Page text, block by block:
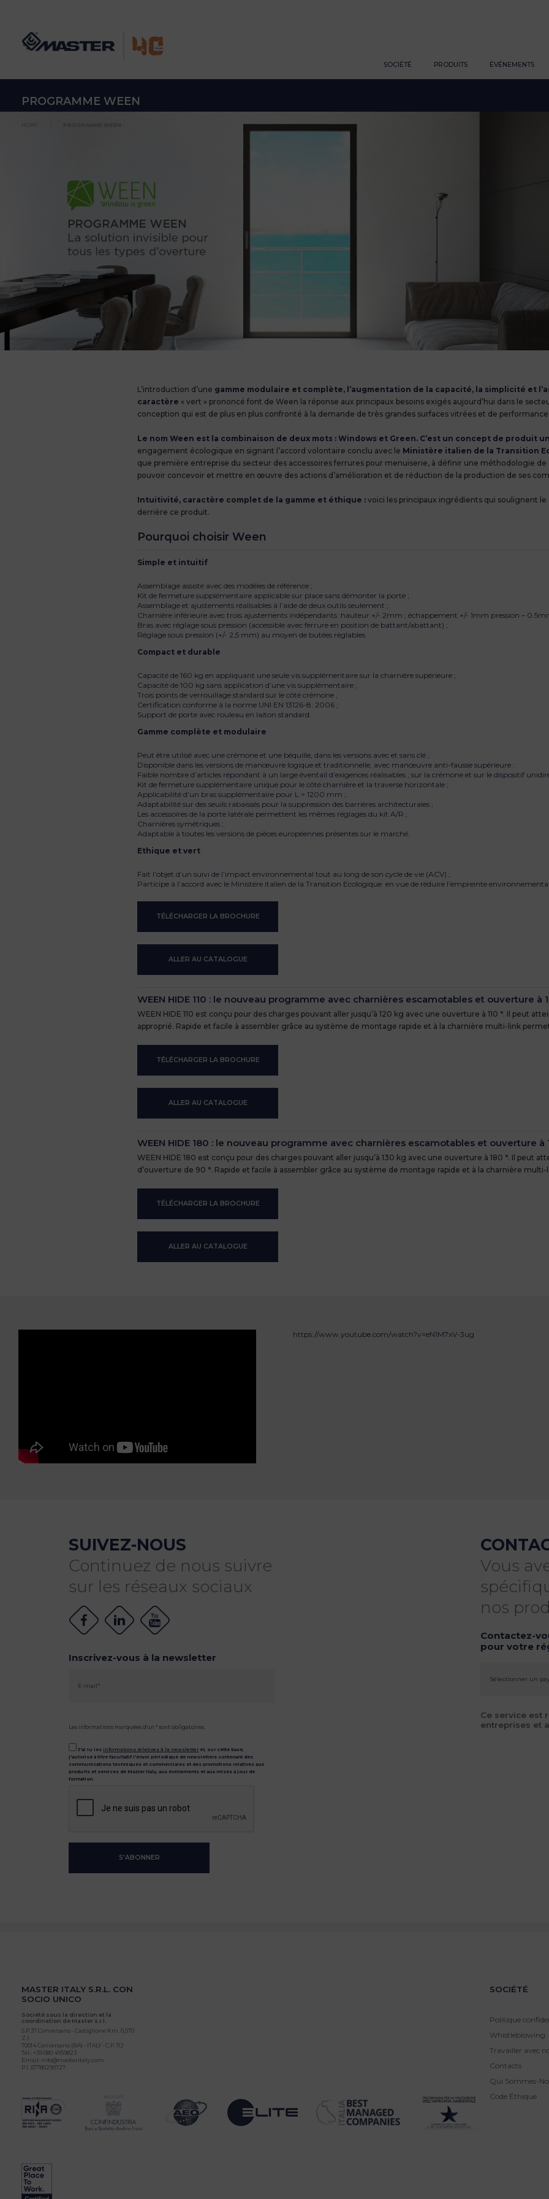
SOCIÉTÉ PRODUITS ÉVÉNEMENTS
PROGRAMME WEEN
L’introduction d’une gamme modulaire et complète, l’augmentation de la capacité, la simplicité et
caractère « vert » prononcé font de Ween la réponse aux principaux besoins exigés aujourd’hui dans le
conception qui est de plus en plus confronté à la demande de très grandes surfaces vitrées et de
Le nom Ween est la combinaison de deux mots : Windows et Green. C’est un concept de produit
engagement écologique en signant l’accord volontaire conclu avec le Ministère italien de la Transition
que première entreprise du secteur des accessoires ferrures pour menuiserie, à définir une méthodologie de
pouvoir concevoir et mettre en œuvre des actions d’amélioration et de réduction de la production de ses
Intuitivité, caractère complet de la gamme et éthique : voici les principaux ingrédients qui soulignent le
derrière ce produit.
Pourquoi choisir Ween
Simple et intuitif
Assemblage assisté avec des modèles de référence ;
Kit de fermeture supplémentaire applicable sur place sans démonter la porte ;
Assemblage et ajustements réalisables à l’aide de deux outils seulement ;
Charnière inférieure avec trois ajustements indépendants :hauteur +/- 2mm ; échappement +/- 1mm pression –
Bras avec réglage sous pression (accessible avec ferrure en position de battant/abattant) ;
Réglage sous pression (+/- 2,5 mm) au moyen de butées réglables.
Compact et durable
Capacité de 160 kg en appliquant une seule vis supplémentaire sur la charnière supérieure ;
Capacité de 100 kg sans application d’une vis supplémentaire ;
Trois points de verrouillage standard sur le côté crémone ;
Certification conforme à la norme UNI EN 13126-8: 2006 ;
Support de porte avec rouleau en laiton standard.
Gamme complète et modulaire
Peut être utilisé avec une crémone et une béquille, dans les versions avec et sans clé ;
Disponible dans les versions de manœuvre logique et traditionnelle, avec manœuvre anti-fausse supérieure :
Faible nombre d’articles répondant à un large éventail d’exigences réalisables ; sur la crémone et sur le dispositif
Kit de fermeture supplémentaire unique pour le côté charnière et la traverse horizontale ;
Applicabilité d’un bras supplémentaire pour L > 1200 mm ;
Adaptabilité sur des seuils rabaissés pour la suppression des barrières architecturales ;
Les accessoires de la porte latérale permettent les mêmes réglages du kit A/R ;
Charnières symétriques ;
Adaptable à toutes les versions de pièces européennes présentes sur le marché.
Ethique et vert
Fait l’objet d’un suivi de l’impact environnemental tout au long de son cycle de vie (ACV) ;
Participe à l’accord avec le Ministère italien de la Transition Ecologique en vue de réduire l’empreinte
TÉLÉCHARGER LA BROCHURE
ALLER AU CATALOGUE
WEEN HIDE 110 : le nouveau programme avec charnières escamotables et ouverture à
WEEN HIDE 110 est conçu pour des charges pouvant aller jusqu’à 120 kg avec une ouverture à 110 °. Il peut
approprié. Rapide et facile à assembler grâce au système de montage rapide et à la charnière multi-link
TÉLÉCHARGER LA BROCHURE
ALLER AU CATALOGUE
WEEN HIDE 180 : le nouveau programme avec charnières escamotables et ouverture à
WEEN HIDE 180 est conçu pour des charges pouvant aller jusqu’à 130 kg avec une ouverture à 180 °. Il peut
d’ouverture de 90 °. Rapide et facile à assembler grâce au système de montage rapide et à la charnière
TÉLÉCHARGER LA BROCHURE
ALLER AU CATALOGUE
https://www.youtube.com/watch?v=eN1M7xV-3ug
SUIVEZ-NOUS
Continuez de nous suivre
sur les réseaux sociaux
Inscrivez-vous à la newsletter
Les informations marquées d'un * sont obligatoires.
J'ai lu les informations relatives à la newsletter et, sur cette base,
j'autorise à titre facultatif l'envoi périodique de newsletters contenant des
communications techniques et commerciales et des promotions relatives aux
produits et services de Master Italy, aux événements et aux mises à jour de
formation.
Vous
nos
Contactez-
pour votre
Ce service est
entreprises et
MASTER ITALY S.R.L. CON
SOCIO UNICO
Société sous la direction et la
coordination de Master s.r.l.
S.P.37 Conversano - Castiglione Km. 0,570
Z.I.
70014 Conversano (BA) - ITALY - C.P. 112
Tel.: +39 080 4959823
Email: info@masteritaly.com
P.I. 07780290727
SOCIÉTÉ
Politique
Whistleblowing
Travailler avec
Contacts
Qui Sommes-
Code Éthique